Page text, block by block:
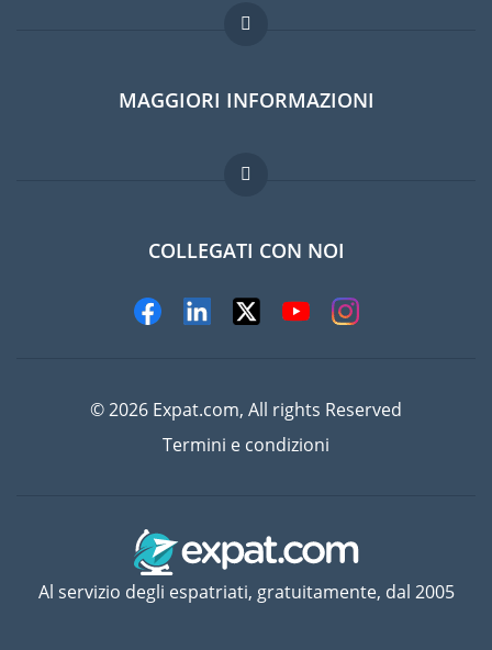
Forum per expat
Guida per expat
Lavori all'estero
MAGGIORI INFORMAZIONI
Domande frequenti
COLLEGATI CON NOI
© 2026 Expat.com, All rights Reserved
Termini e condizioni
Al servizio degli espatriati, gratuitamente, dal 2005